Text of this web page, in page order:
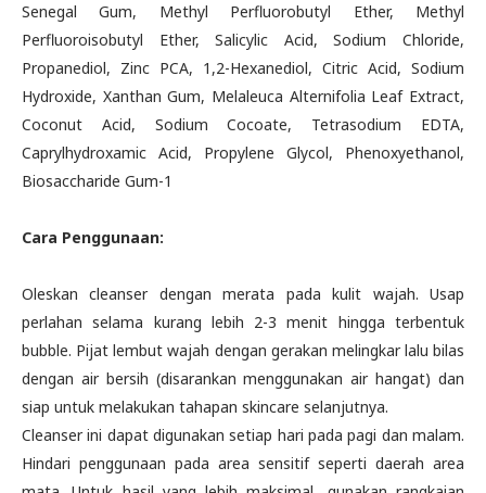
Senegal Gum, Methyl Perfluorobutyl Ether, Methyl
Perfluoroisobutyl Ether, Salicylic Acid, Sodium Chloride,
Propanediol, Zinc PCA, 1,2-Hexanediol, Citric Acid, Sodium
Hydroxide, Xanthan Gum, Melaleuca Alternifolia Leaf Extract,
Coconut Acid, Sodium Cocoate, Tetrasodium EDTA,
Caprylhydroxamic Acid, Propylene Glycol, Phenoxyethanol,
Biosaccharide Gum-1
Cara Penggunaan:
Oleskan cleanser dengan merata pada kulit wajah. Usap
perlahan selama kurang lebih 2-3 menit hingga terbentuk
bubble. Pijat lembut wajah dengan gerakan melingkar lalu bilas
dengan air bersih (disarankan menggunakan air hangat) dan
siap untuk melakukan tahapan skincare selanjutnya.
Cleanser ini dapat digunakan setiap hari pada pagi dan malam.
Hindari penggunaan pada area sensitif seperti daerah area